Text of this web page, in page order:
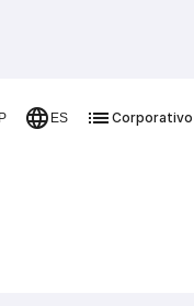
ES Corporativo